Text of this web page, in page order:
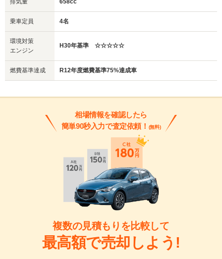
排気量 658cc
乗車定員 4名
環境対策
エンジン
H30年基準 ☆☆☆☆☆
燃費基準達成 R12年度燃費基準75%達成車
相場情報を確認したら
簡単90秒入力で査定依頼！ (無料)
複数の見積もりを比較して
最高額で売却しよう!